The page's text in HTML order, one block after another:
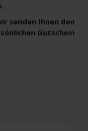
senden Ihnen den
Gutschein